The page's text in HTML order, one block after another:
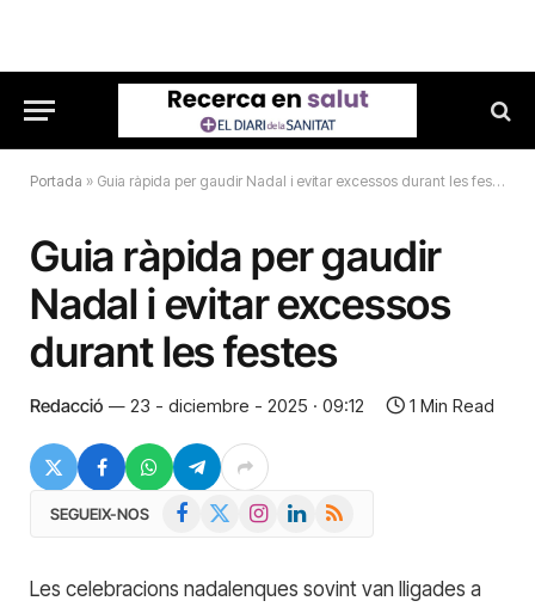
Portada » Guia ràpida per gaudir Nadal i evitar excessos durant les festes
Guia ràpida per gaudir
Nadal i evitar excessos
durant les festes
Redacció 23 - diciembre - 2025 · 09:12 1 Min Read
SEGUEIX-NOS Facebook InstagramLinkedIn
RSS
Les celebracions nadalenques sovint van lligades a